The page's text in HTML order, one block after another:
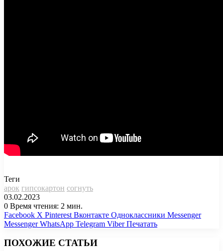
Теги
арок гипсокартон согнуть
03.02.2023
0 Время чтения: 2 мин.
Facebook X Pinterest Вконтакте Одноклассники Messenger
Messenger WhatsApp Telegram Viber Печатать
ПОХОЖИЕ СТАТЬИ